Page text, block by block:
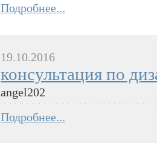
Подробнее...
19.10.2016
консультация по
angel202
Подробнее...